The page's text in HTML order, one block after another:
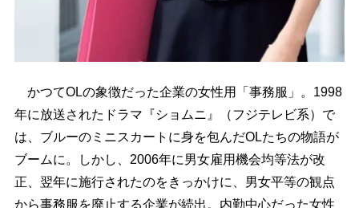
かつてOLの象徴だった企業の女性用「事務服」。1998
年に放送されたドラマ『ショムニ』（フジテレビ系）で
は、ブルーのミニスカートに身を包んだOLたちの物語が
ブームに。しかし、2006年に男女雇用機会均等法が改
正、翌年に施行されたのをきっかけに、男女平等の観点
から事務服を廃止する企業が続出。内勤中心だった女性